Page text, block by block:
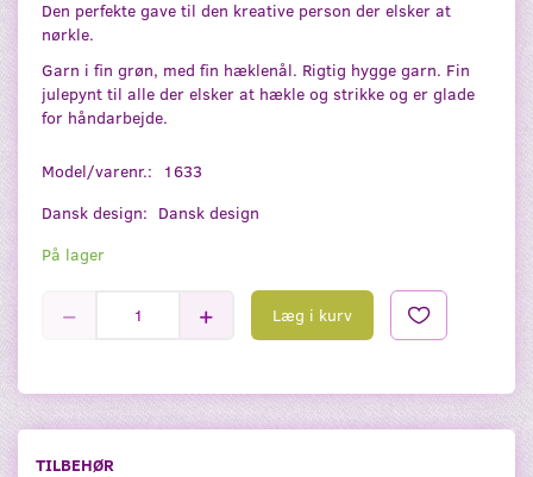
Den perfekte gave til den kreative person der elsker at
nørkle.
Garn i fin grøn, med fin hæklenål. Rigtig hygge garn. Fin
julepynt til alle der elsker at hækle og strikke og er glade
for håndarbejde.
Model/varenr.:
1633
Dansk design: Dansk design
På lager
Læg i kurv
TILBEHØR